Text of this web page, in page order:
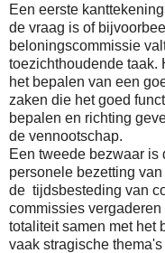
Een eerste
de vraag is of
beloningscommissie
toezichthoudende taak.
het bepalen van een
zaken die het goed
bepalen en richting
de vennootschap.
Een tweede bezwaar is
personele bezetting
de tijdsbesteding van
commissies
totaliteit samen met het
vaak stragische